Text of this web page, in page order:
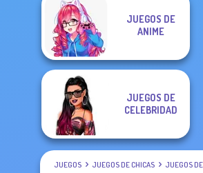
JUEGOS DE
ANIME
JUEGOS DE
CELEBRIDAD
JUEGOS JUEGOS DE CHICAS JUEGOS